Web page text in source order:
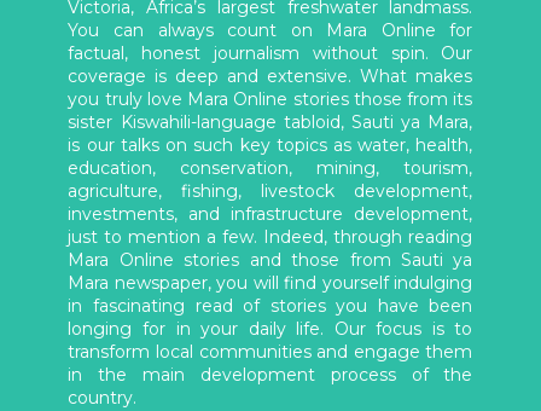
Victoria, Africa’s largest freshwater landmass.
You can always count on Mara Online for
factual, honest journalism without spin. Our
coverage is deep and extensive. What makes
you truly love Mara Online stories those from its
sister Kiswahili-language tabloid, Sauti ya Mara,
is our talks on such key topics as water, health,
education, conservation, mining, tourism,
agriculture, fishing, livestock development,
investments, and infrastructure development,
just to mention a few. Indeed, through reading
Mara Online stories and those from Sauti ya
Mara newspaper, you will find yourself indulging
in fascinating read of stories you have been
longing for in your daily life. Our focus is to
transform local communities and engage them
in the main development process of the
country.